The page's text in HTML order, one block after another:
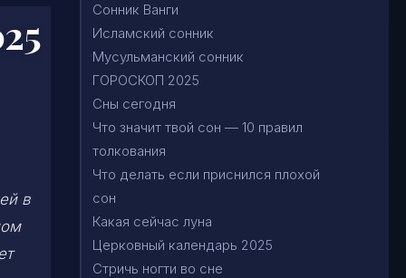
в
Сонник Ванги
Исламский сонник
Мусульманский сонник
ГОРОСКОП 2025
Сны сегодня
Что значит твой сон — 10 правил
толкования
Что делать если приснился плохой
сон
Какая сейчас луна
Церковный календарь 2025
Стричь ногти во сне